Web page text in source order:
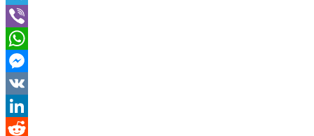
Telegram
Viber
WhatsApp
Messenger
VK
LinkedIn